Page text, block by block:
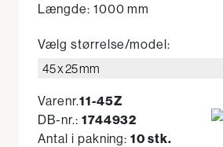
Længde: 1000 mm
Vælg størrelse/model:
45 x 25 mm
Varenr.11-45Z
DB-nr.: 1744932
Antal i pakning:10 stk.